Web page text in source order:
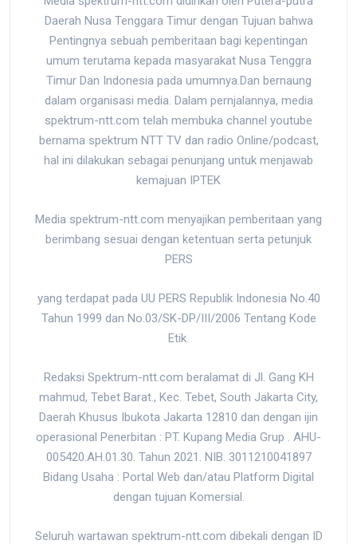
Daerah Nusa Tenggara Timur dengan Tujuan bahwa
Pentingnya sebuah pemberitaan bagi kepentingan
umum terutama kepada masyarakat Nusa Tenggra
Timur Dan Indonesia pada umumnya.Dan bernaung
dalam organisasi media. Dalam pernjalannya, media
spektrum-ntt.com telah membuka channel youtube
bernama spektrum NTT TV dan radio Online/podcast,
hal ini dilakukan sebagai penunjang untuk menjawab
kemajuan IPTEK
Media spektrum-ntt.com menyajikan pemberitaan yang
berimbang sesuai dengan ketentuan serta petunjuk
PERS
yang terdapat pada UU PERS Republik Indonesia No.40
Tahun 1999 dan No.03/SK-DP/III/2006 Tentang Kode
Etik.
Redaksi Spektrum-ntt.com beralamat di Jl. Gang KH
mahmud, Tebet Barat., Kec. Tebet, South Jakarta City,
Daerah Khusus Ibukota Jakarta 12810 dan dengan ijin
operasional Penerbitan : PT. Kupang Media Grup . AHU-
005420.AH.01.30. Tahun 2021. NIB. 3011210041897
Bidang Usaha : Portal Web dan/atau Platform Digital
dengan tujuan Komersial.
Seluruh wartawan spektrum-ntt.com dibekali dengan ID